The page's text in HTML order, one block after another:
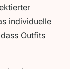
individuelle
Outfits